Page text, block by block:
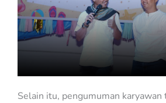
Selain itu, pengumuman karyawan